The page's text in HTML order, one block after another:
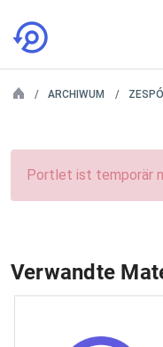
ARCHIWUM
Portlet ist temporär
Verwandte